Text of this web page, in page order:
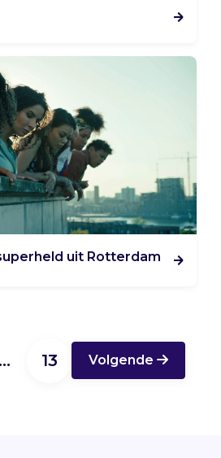
uit Rotterdam
… 13 Volgende